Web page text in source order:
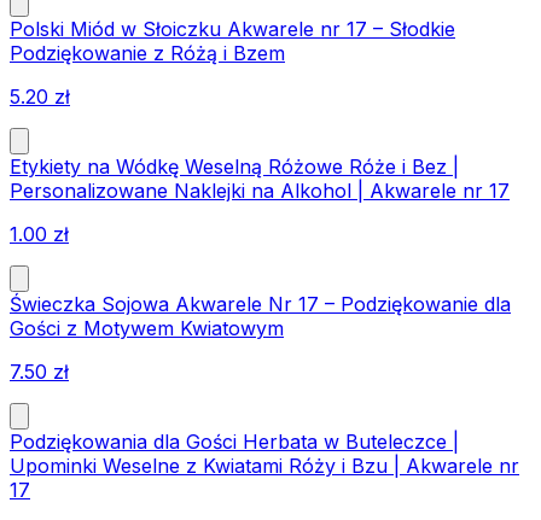
Polski Miód w Słoiczku Akwarele nr 17 – Słodkie
Podziękowanie z Różą i Bzem
5.20 zł
Etykiety na Wódkę Weselną Różowe Róże i Bez |
Personalizowane Naklejki na Alkohol | Akwarele nr 17
1.00 zł
Świeczka Sojowa Akwarele Nr 17 – Podziękowanie dla
Gości z Motywem Kwiatowym
7.50 zł
Podziękowania dla Gości Herbata w Buteleczce |
Upominki Weselne z Kwiatami Róży i Bzu | Akwarele nr
17